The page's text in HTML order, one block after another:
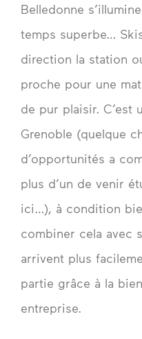
Belledonne
temps superbe…
direction la station
proche pour une
de pur plaisir. C’est
Grenoble (quelque
d’opportunités a
plus d’un de venir
ici…), à condition
combiner cela avec
arrivent plus
partie grâce à la
entreprise.